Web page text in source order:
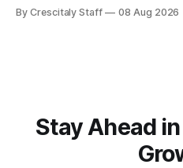
By Crescitaly Staff 08 Aug 2026
Stay Ahead